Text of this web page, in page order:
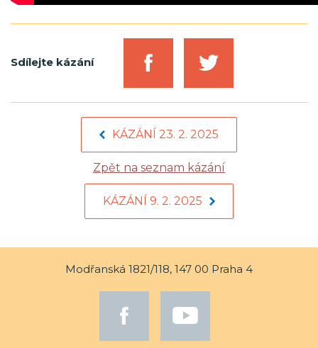
Sdílejte kázání
KÁZÁNÍ 23. 2. 2025
Zpět na seznam kázání
KÁZÁNÍ 9. 2. 2025
Modřanská 1821/118, 147 00 Praha 4